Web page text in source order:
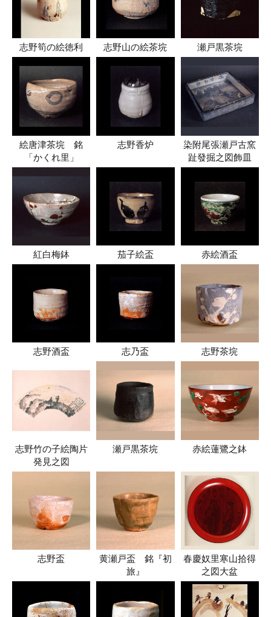
志野筍の絵徳利 志野山の絵茶垸 瀬戸黒茶垸
絵唐津茶垸 銘
「かくれ里」
志野香炉
染附尾張瀬戸古窯
趾發掘之図飾皿
紅白梅鉢 茄子絵盃 赤絵酒盃
志野酒盃 志乃盃 志野茶垸
志野竹の子絵陶片
発見之図
瀬戸黒茶垸 赤絵蓮鷺之鉢
志野盃
黄瀬戸盃 銘『初
旅』
春慶奴里寒山拾得
之図大盆